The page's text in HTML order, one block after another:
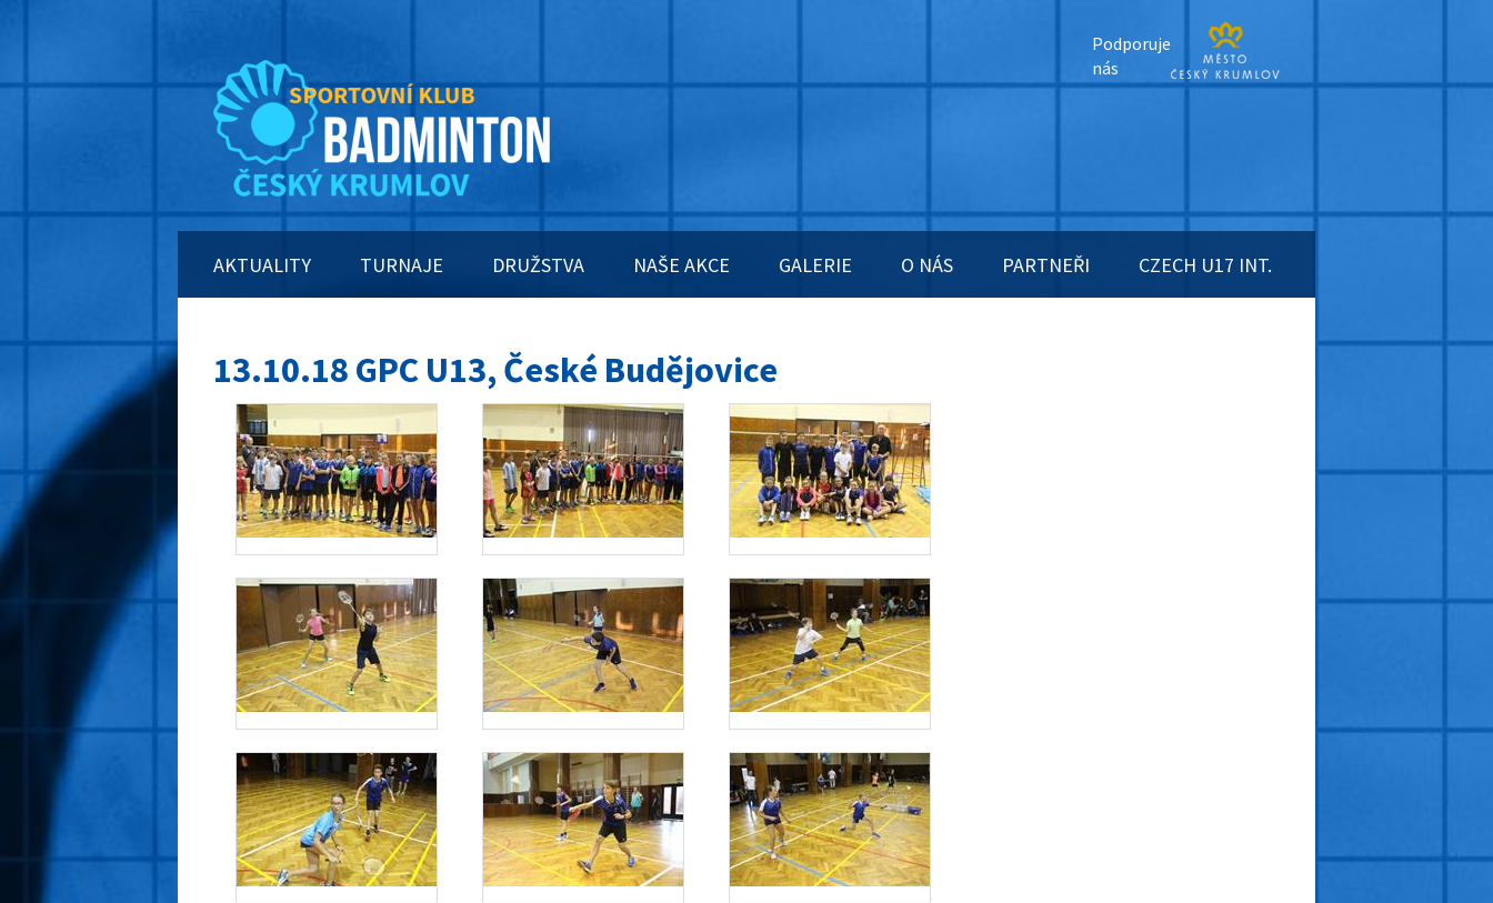
Podporuje
nás
AKTUALITY TURNAJE DRUŽSTVA NAŠE AKCE GALERIE O NÁS PARTNEŘI CZECH U17 INT.
13.10.18 GPC U13, České Budějovice